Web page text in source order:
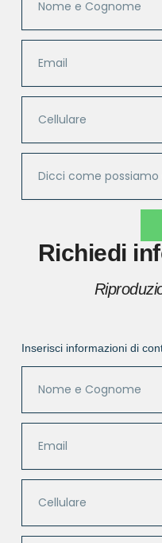
Richiedi
Inserisci informazioni di